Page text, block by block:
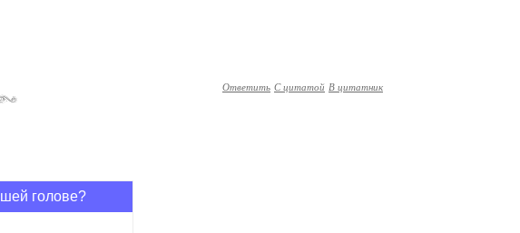
Ответить С цитатой В цитатник
голове?